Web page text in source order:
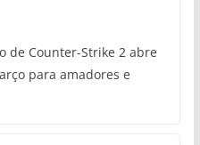
de Counter-Strike 2 abre
para amadores e